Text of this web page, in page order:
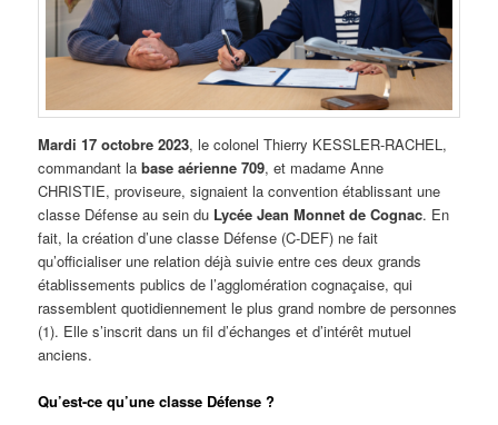
Mardi 17 octobre 2023, le colonel Thierry KESSLER-RACHEL,
commandant labase aérienne 709, et madame Anne
CHRISTIE, proviseure, signaient la convention établissant une
classe Défense au sein du Lycée Jean Monnet de Cognac. En
fait, la création d’une classe Défense (C-DEF) ne fait
qu’officialiser une relation déjà suivie entre ces deux grands
établissements publics de l’agglomération cognaçaise, qui
rassemblent quotidiennement le plus grand nombre de personnes
(1). Elle s’inscrit dans un fil d’échanges et d’intérêt mutuel
anciens.
Qu’est-ce qu’une classe Défense ?